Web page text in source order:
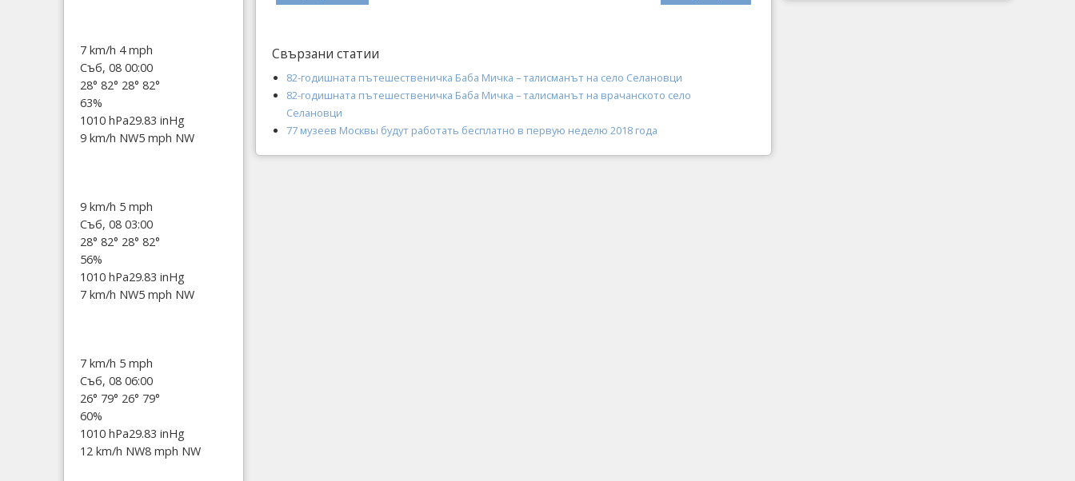
Свързани статии
82-годишната пътешественичка Баба Мичка – талисманът на село Селановци
82-годишната пътешественичка Баба Мичка – талисманът на врачанското село
Селановци
77 музеев Москвы будут работать бесплатно в первую неделю 2018 года
7 km/h 4 mph
Съб, 08 00:00
28° 82° 28° 82°
63%
1010 hPa29.83 inHg
9 km/h NW5 mph NW
9 km/h 5 mph
Съб, 08 03:00
28° 82° 28° 82°
56%
1010 hPa29.83 inHg
7 km/h NW5 mph NW
7 km/h 5 mph
Съб, 08 06:00
26° 79° 26° 79°
60%
1010 hPa29.83 inHg
12 km/h NW8 mph NW